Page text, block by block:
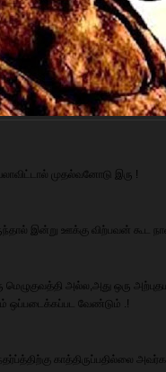
முதல்வனோடு இரு !
இன்று ஊக்கு விற்பவன் கூட
அல்ல,அது ஒரு
ஒப்படைக்கப்பட வேண்டும் .!
காத்திருப்பதில்லை